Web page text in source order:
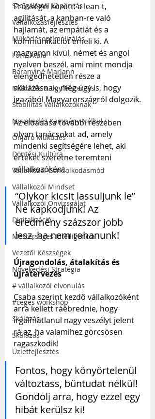
Szolgáltatói Kapacitás
Vállalkozásfejlesztés
Működésoptimalizálás
Fóris Attila
Baranyiné Mariann
Működés & ügyfélszerzés
Stabilitás Vállalkozóknak
Növekedés Kampány Nélkül
Önjáró Működés
Döntési Kultúra
Vállalkozói Gondolkodásmód
Vállalkozói Mindset
Vállalkozói Önvizsgálat
Digitalizáció
Mesterséges Intelligencia
Vezetői Készségek
Növekedési Stratégia
# vállalkozói elvonulás
#céges workshop
Skálázás
Skálázás
Üzletfejlesztés
Erősségei között: a lean-t,
agilitását, a kanban-re való
hajlamát, az empátiát és a
kommunikációt emeli ki. A
magyaron kívül, német és angol
nyelven beszél, ami mint mondja
elengedhetetlen része a
skálázásnak, még úgy is, hogy
igazából Magyarországról dolgozik.
Az előadása további részében
olyan tanácsokat ad, amely
mindenki segítségére lehet, aki
értéket szeretne teremteni
vállalkozóként.
“Olykor kicsit lassuljunk le”
Ne kapkodjunk! Az
eredmény százszor jobb
lesz, ha nem rohanunk!
Újragondolás, átalakítás és
újratervezés
Csaba szerint kezdő vállalkozóként
arra kellett ráébrednie, hogy
irgalmatlanul nagy veszélyt jelent
rá az, ha valamihez görcsösen
ragaszkodik!
Fontos, hogy könyörtelenül
változtass, bűntudat nélkül!
Gondolj arra, hogy ezzel egy
hibát kerülsz ki!